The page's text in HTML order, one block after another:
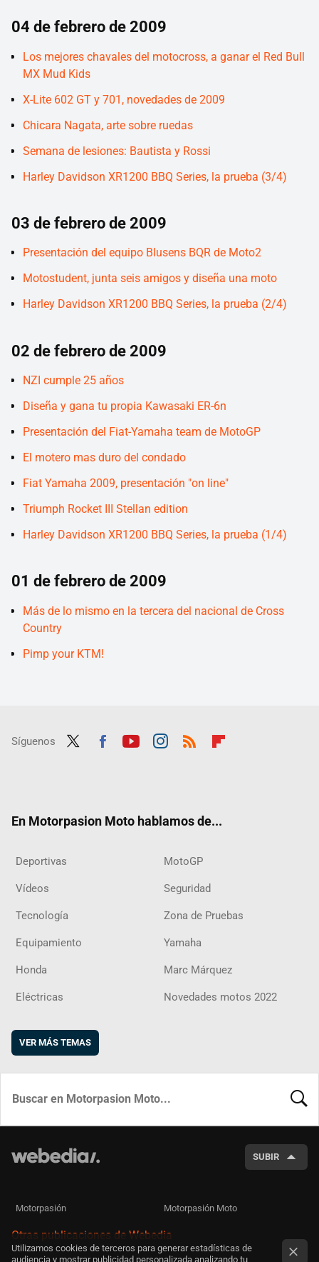
04 de febrero de 2009
Los mejores chavales del motocross, a ganar el Red Bull
MX Mud Kids
X-Lite 602 GT y 701, novedades de 2009
Chicara Nagata, arte sobre ruedas
Semana de lesiones: Bautista y Rossi
Harley Davidson XR1200 BBQ Series, la prueba (3/4)
03 de febrero de 2009
Presentación del equipo Blusens BQR de Moto2
Motostudent, junta seis amigos y diseña una moto
Harley Davidson XR1200 BBQ Series, la prueba (2/4)
02 de febrero de 2009
NZI cumple 25 años
Diseña y gana tu propia Kawasaki ER-6n
Presentación del Fiat-Yamaha team de MotoGP
El motero mas duro del condado
Fiat Yamaha 2009, presentación "on line"
Triumph Rocket III Stellan edition
Harley Davidson XR1200 BBQ Series, la prueba (1/4)
01 de febrero de 2009
Más de lo mismo en la tercera del nacional de Cross
Country
Pimp your KTM!
Síguenos
En Motorpasion Moto hablamos de...
Deportivas MotoGP
Vídeos Seguridad
Tecnología Zona de Pruebas
Equipamiento Yamaha
Honda Marc Márquez
Eléctricas Novedades motos 2022
VER MÁS TEMAS
SUBIR
Motorpasión Motorpasión Moto
Otras publicaciones de Webedia
Utilizamos cookies de terceros para generar estadísticas de
audiencia y mostrar publicidad personalizada analizando tu